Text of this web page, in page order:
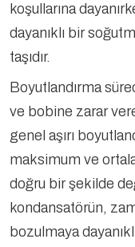
koşullarına
dayanıklı bir
taşıdır.
Boyutlandırma
ve bobine zarar
genel aşırı
maksimum ve
doğru bir şekilde
kondansatörün,
bozulmaya